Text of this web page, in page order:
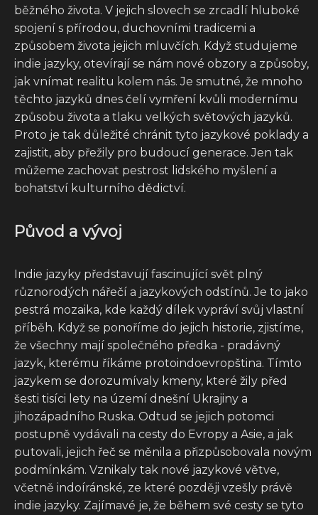
běžného života. V jejich slovech se zrcadlí hluboké
spojení s přírodou, duchovními tradicemi a
způsobem života jejich mluvčích. Když studujeme
indie jazyky, otevírají se nám nové obzory a způsoby,
jak vnímat realitu kolem nás. Je smutné, že mnoho
těchto jazyků dnes čelí vymření kvůli modernímu
způsobu života a tlaku velkých světových jazyků.
Proto je tak důležité chránit tyto jazykové poklady a
zajistit, aby přežily pro budoucí generace. Jen tak
můžeme zachovat pestrost lidského myšlení a
bohatství kulturního dědictví.
Původ a vývoj
Indie jazyky představují fascinující svět plný
různorodých nářečí a jazykových odstínů. Je to jako
pestrá mozaika, kde každý dílek vypráví svůj vlastní
příběh. Když se ponoříme do jejich historie, zjistíme,
že všechny mají společného předka - pradávný
jazyk, kterému říkáme protoindoevropština. Tímto
jazykem se dorozumívaly kmeny, které žily před
šesti tisíci lety na území dnešní Ukrajiny a
jihozápadního Ruska. Odtud se jejich potomci
postupně vydávali na cesty do Evropy a Asie, a jak
putovali, jejich řeč se měnila a přizpůsobovala novým
podmínkám. Vznikaly tak nové jazykové větve,
včetně indoíránské, ze které později vzešly právě
indie jazyky. Zajímavé je, že během své cesty se tyto